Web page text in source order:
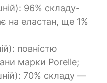
96% складу-
на еластан, ще 1%
повністю
марки Porelle;
70% складу —